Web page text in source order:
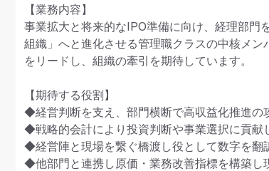
【業務内容】
事業拡大と将来的なIPO準備に向け、経理部門
組織」へと進化させる管理職クラスの中核メ
をリードし、組織の牽引を期待しています。
【期待する役割】
◆経営判断を支え、部門横断で高収益化推進の
◆戦略的会計により投資判断や事業選択に貢献
◆経営陣と現場を繋ぐ橋渡し役として数字を翻
◆他部門と連携し原価・業務改善指標を構築し